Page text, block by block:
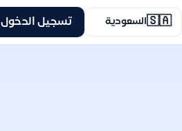
🇸🇦السعودية تسجيل الدخول